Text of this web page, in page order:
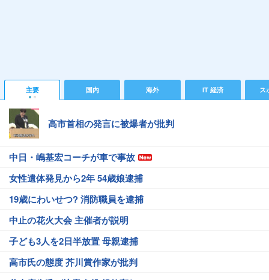
主要 国内 海外 IT 経済 ス
高市首相の発言に被爆者が批判
中日・嶋基宏コーチが車で事故
女性遺体発見から2年 54歳娘逮捕
19歳にわいせつ? 消防職員を逮捕
中止の花火大会 主催者が説明
子ども3人を2日半放置 母親逮捕
高市氏の態度 芥川賞作家が批判